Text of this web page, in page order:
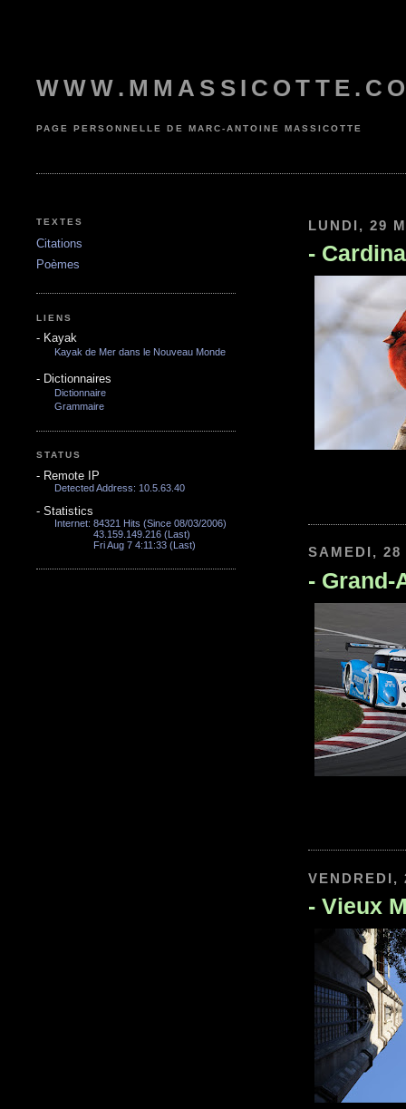
PAGE PERSONNELLE DE MARC-ANTOINE MASSICOTTE
LUNDI, 29
-
SAMEDI, 28
- Grand-
VENDREDI,
- Vieux
TEXTES
Citations
Poèmes
LIENS
- Kayak
Kayak de Mer dans le Nouveau Monde
- Dictionnaires
Dictionnaire
Grammaire
STATUS
- Remote IP
Detected Address: 10.5.63.40
- Statistics
Internet: 84321 Hits (Since 08/03/2006)
43.159.149.216 (Last)
Fri Aug 7 4:11:33 (Last)